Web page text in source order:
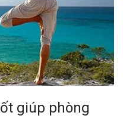
giúp phòng